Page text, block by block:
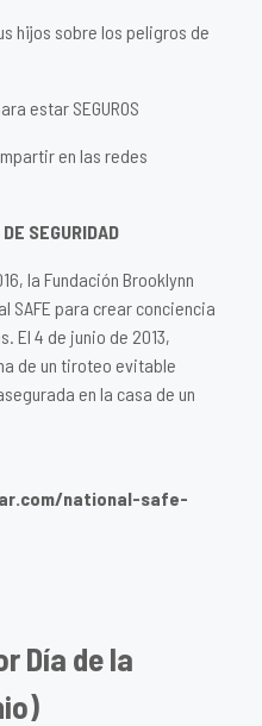
hijos sobre los peligros de
estar SEGUROS
en las redes
SEGURIDAD
la Fundación Brooklynn
SAFE para crear conciencia
El 4 de junio de 2013,
de un tiroteo evitable
en la casa de un
national-safe-
Día de la